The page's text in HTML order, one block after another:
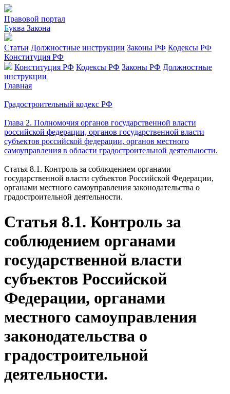
Правовой портал
Буква Закона
Статьи Должностные инструкции Законы РФ Кодексы РФ
Конституция РФ
Конституция РФ Кодексы РФ Законы РФ Должностные
инструкции
Главная
Градостроительный кодекс РФ
Глава 2. Полномочия органов государственной власти
российской федерации, органов государственной власти
субъектов российской федерации, органов местного
самоуправления в области градостроительной деятельности.
Статья 8.1. Контроль за соблюдением органами
государственной власти субъектов Российской Федерации,
органами местного самоуправления законодательства о
градостроительной деятельности.
Статья 8.1. Контроль за
соблюдением органами
государственной власти
субъектов Российской
Федерации, органами
местного самоуправления
законодательства о
градостроительной
деятельности.